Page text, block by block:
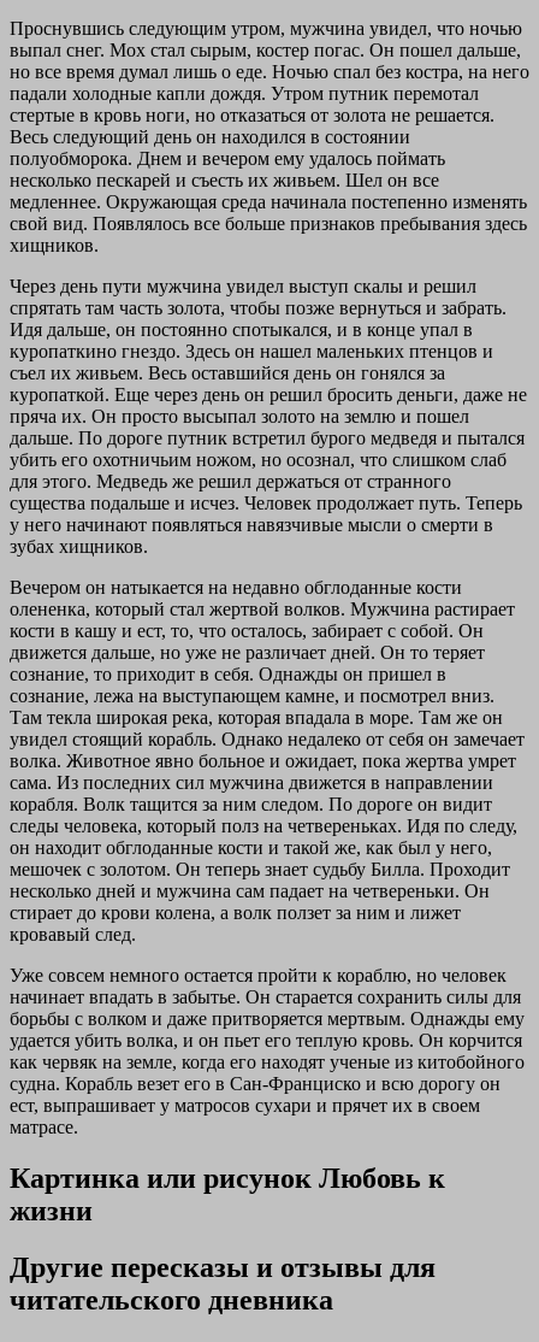
Проснувшись следующим утром, мужчина увидел, что ночью
выпал снег. Мох стал сырым, костер погас. Он пошел дальше,
но все время думал лишь о еде. Ночью спал без костра, на него
падали холодные капли дождя. Утром путник перемотал
стертые в кровь ноги, но отказаться от золота не решается.
Весь следующий день он находился в состоянии
полуобморока. Днем и вечером ему удалось поймать
несколько пескарей и съесть их живьем. Шел он все
медленнее. Окружающая среда начинала постепенно изменять
свой вид. Появлялось все больше признаков пребывания здесь
хищников.
Через день пути мужчина увидел выступ скалы и решил
спрятать там часть золота, чтобы позже вернуться и забрать.
Идя дальше, он постоянно спотыкался, и в конце упал в
куропаткино гнездо. Здесь он нашел маленьких птенцов и
съел их живьем. Весь оставшийся день он гонялся за
куропаткой. Еще через день он решил бросить деньги, даже не
пряча их. Он просто высыпал золото на землю и пошел
дальше. По дороге путник встретил бурого медведя и пытался
убить его охотничьим ножом, но осознал, что слишком слаб
для этого. Медведь же решил держаться от странного
существа подальше и исчез. Человек продолжает путь. Теперь
у него начинают появляться навязчивые мысли о смерти в
зубах хищников.
Вечером он натыкается на недавно обглоданные кости
олененка, который стал жертвой волков. Мужчина растирает
кости в кашу и ест, то, что осталось, забирает с собой. Он
движется дальше, но уже не различает дней. Он то теряет
сознание, то приходит в себя. Однажды он пришел в
сознание, лежа на выступающем камне, и посмотрел вниз.
Там текла широкая река, которая впадала в море. Там же он
увидел стоящий корабль. Однако недалеко от себя он замечает
волка. Животное явно больное и ожидает, пока жертва умрет
сама. Из последних сил мужчина движется в направлении
корабля. Волк тащится за ним следом. По дороге он видит
следы человека, который полз на четвереньках. Идя по следу,
он находит обглоданные кости и такой же, как был у него,
мешочек с золотом. Он теперь знает судьбу Билла. Проходит
несколько дней и мужчина сам падает на четвереньки. Он
стирает до крови колена, а волк ползет за ним и лижет
кровавый след.
Уже совсем немного остается пройти к кораблю, но человек
начинает впадать в забытье. Он старается сохранить силы для
борьбы с волком и даже притворяется мертвым. Однажды ему
удается убить волка, и он пьет его теплую кровь. Он корчится
как червяк на земле, когда его находят ученые из китобойного
судна. Корабль везет его в Сан-Франциско и всю дорогу он
ест, выпрашивает у матросов сухари и прячет их в своем
матрасе.
Картинка или рисунок Любовь к
жизни
Другие пересказы и отзывы для
читательского дневника